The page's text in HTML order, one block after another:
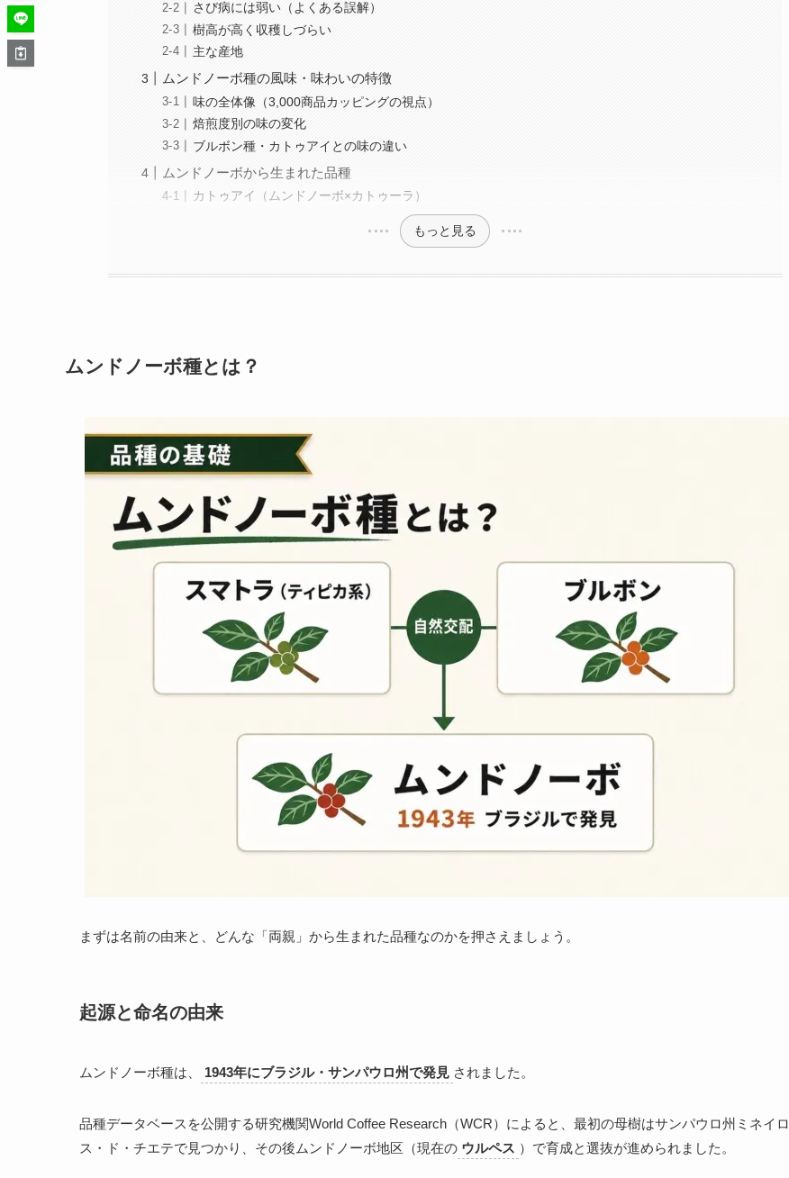
さび病には弱い（よくある誤解）
樹高が高く収穫しづらい
主な産地
ムンドノーボ種の風味・味わいの特徴
味の全体像（3,000商品カッピングの視点）
焙煎度別の味の変化
ブルボン種・カトゥアイとの味の違い
ムンドノーボから生まれた品種
カトゥアイ（ムンドノーボ×カトゥーラ）
もっと見る
ムンドノーボ種とは？
まずは名前の由来と、どんな「両親」から生まれた品種なのかを押さえましょう。
起源と命名の由来
ムンドノーボ種は、 1943年にブラジル・サンパウロ州で発見 されました。
品種データベースを公開する研究機関World Coffee Research（WCR）によると、最初の母樹はサンパウロ州ミネイロ
ス・ド・チエテで見つかり、その後ムンドノーボ地区（現在の ウルペス ）で育成と選抜が進められました。